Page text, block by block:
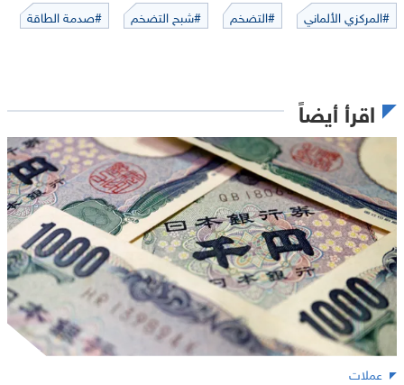
#المركزي الألماني #التضخم #شبح التضخم #صدمة الطاقة
اقرأ أيضاً
عملات